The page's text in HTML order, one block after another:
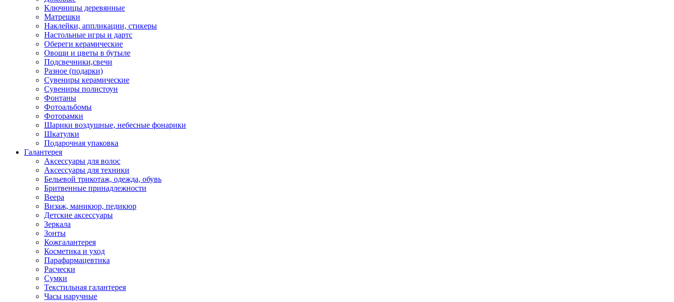
Ключницы деревянные
Матрешки
Наклейки, аппликации, стикеры
Настольные игры и дартс
Обереги керамические
Овощи и цветы в бутыле
Подсвечники,свечи
Разное (подарки)
Сувениры керамические
Сувениры полистоун
Фонтаны
Фотоальбомы
Фоторамки
Шарики воздушные, небесные фонарики
Шкатулки
Подарочная упаковка
Галантерея
Аксессуары для волос
Аксессуары для техники
Бельевой трикотаж, одежда, обувь
Бритвенные принадлежности
Веера
Визаж, маникюр, педикюр
Детские аксессуары
Зеркала
Зонты
Кожгалантерея
Косметика и уход
Парафармацевтика
Расчески
Сумки
Текстильная галантерея
Часы наручные